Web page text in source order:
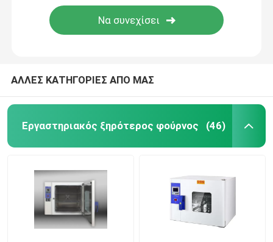
ΑΛΛΕΣ ΚΑΤΗΓΟΡΙΕΣ ΑΠΟ ΜΑΣ
Εργαστηριακός ξηρότερος φούρνος (46)